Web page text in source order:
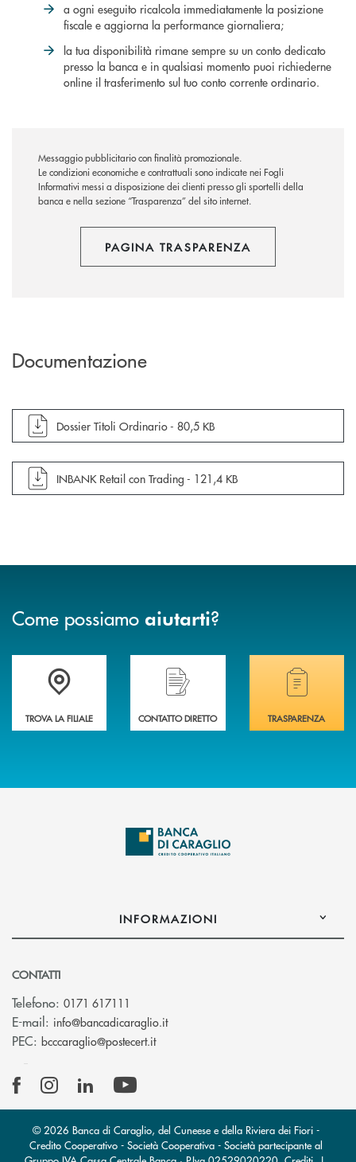
a ogni eseguito ricalcola immediatamente la posizione
fiscale e aggiorna la performance giornaliera;
la tua disponibilità rimane sempre su un conto dedicato
presso la banca e in qualsiasi momento puoi richiederne
online il trasferimento sul tuo conto corrente ordinario.
Messaggio pubblicitario con finalità promozionale.
Le condizioni economiche e contrattuali sono indicate nei Fogli
Informativi messi a disposizione dei clienti presso gli sportelli della
banca e nella sezione “Trasparenza” del sito internet.
PAGINA TRASPARENZA
Documentazione
apre documento in una nuova finestra
Dossier Titoli Ordinario - 80,5 KB
apre documento in una nuova finestra
INBANK Retail con Trading - 121,4 KB
Come possiamo aiutarti?
Accedi all' elenco completo delle filiali di Banca di Caraglio.
TROVA LA FILIALE
Hai bisogno di assistenza immediata?
CONTATTO DIRETTO
Hai bisogno di
TRASPARENZA
INFORMAZIONI
CONTATTI
Telefono: 0171 617111
E-mail: info@bancadicaraglio.it(si apre l’app di posta elettronica)
PEC: bcccaraglio@postecert.it(si apre l’app di posta elettronica)
© 2026 Banca di Caraglio, del Cuneese e della Riviera dei Fiori -
Credito Cooperativo - Società Cooperativa - Società partecipante al